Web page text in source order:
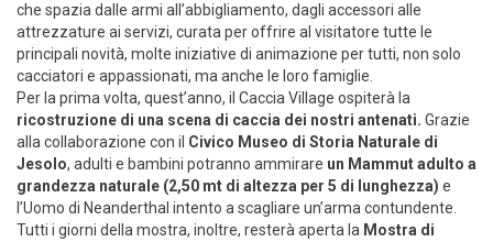
che spazia dalle armi all’abbigliamento, dagli accessori alle
attrezzature ai servizi, curata per offrire al visitatore tutte le
principali novità, molte iniziative di animazione per tutti, non solo
cacciatori e appassionati, ma anche le loro famiglie.
Per la prima volta, quest’anno, il Caccia Village ospiterà la
ricostruzione di una scena di caccia dei nostri antenati. Grazie
alla collaborazione con il Civico Museo di Storia Naturale di
Jesolo, adulti e bambini potranno ammirare un Mammut adulto a
grandezza naturale (2,50 mt di altezza per 5 di lunghezza) e
l’Uomo di Neanderthal intento a scagliare un’arma contundente.
Tutti i giorni della mostra, inoltre, resterà aperta la Mostra di